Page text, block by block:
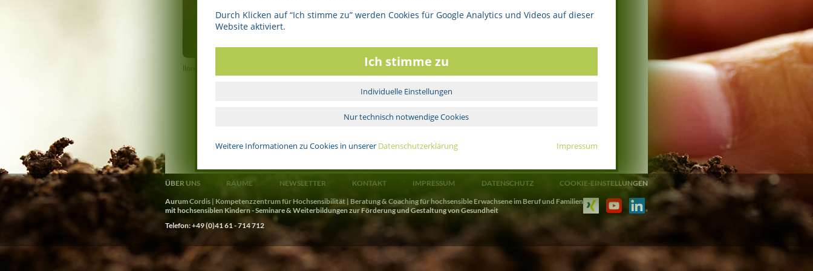
E-Mail:ilona.sommerfeld@web.de
Ilona Sommerfeld
ÜBER UNS RÄUME NEWSLETTER KONTAKT IMPRESSUM DATENSCHUTZ
COOKIE-EINSTELLUNGEN
Aurum Cordis | Kompetenzzentrum für Hochsensibilität | Beratung & Coaching für hochsensible Erwachsene im Beruf und Familien
mit hochsensiblen Kindern - Seminare & Weiterbildungen zur Förderung und Gestaltung von Gesundheit
Telefon: +49 (0)41 61 - 714 712
Durch Klicken auf “Ich stimme zu” werden Cookies für Google Analytics und Videos auf dieser
Website aktiviert.
Ich stimme zu
Individuelle Einstellungen
Nur technisch notwendige Cookies
Weitere Informationen zu Cookies in unserer Datenschutzerklärung Impressum